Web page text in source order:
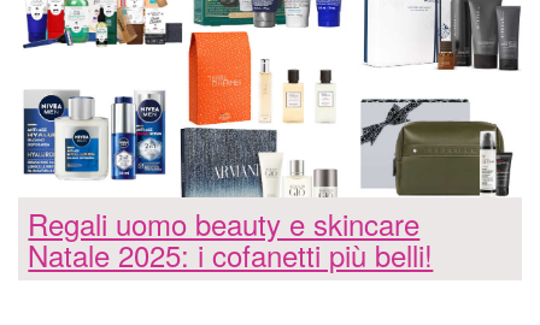
Regali uomo beauty e skincare
Natale 2025: i cofanetti più belli!